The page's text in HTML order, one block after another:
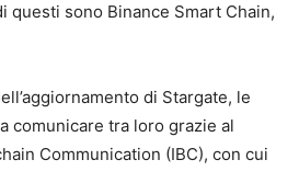
questi sono Binance Smart Chain,
di Stargate, le
comunicare tra loro grazie al
Communication (IBC), con cui